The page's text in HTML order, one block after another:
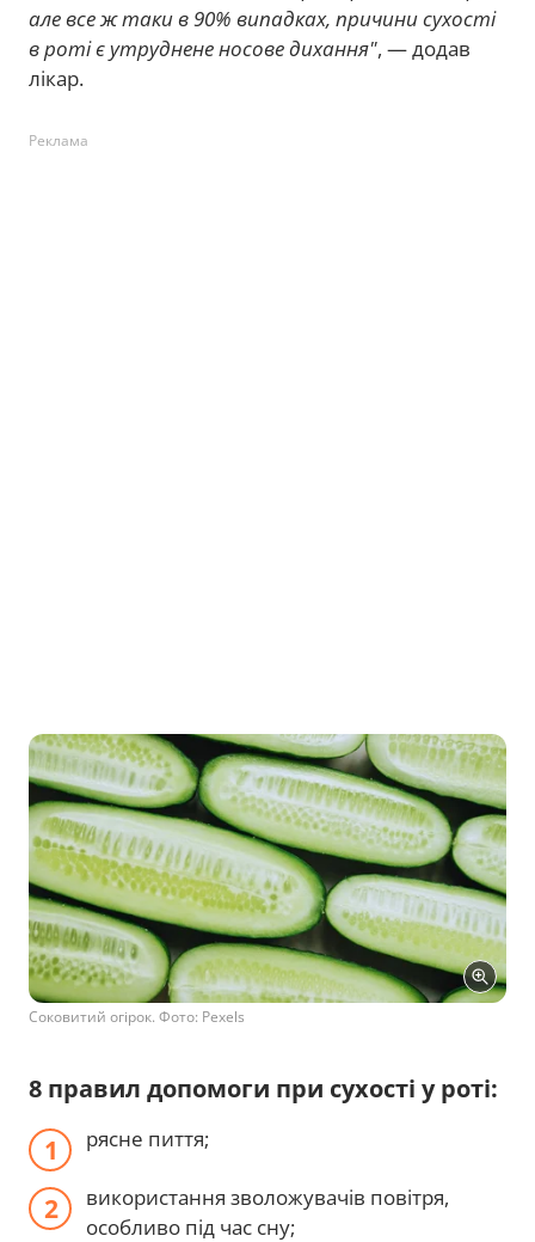
але все ж таки в 90% випадках, причини сухості
в роті є утруднене носове дихання", — додав
лікар.
Реклама
Соковитий огірок. Фото: Pexels
8 правил допомоги при сухості у роті:
рясне пиття;
використання зволожувачів повітря,
особливо під час сну;